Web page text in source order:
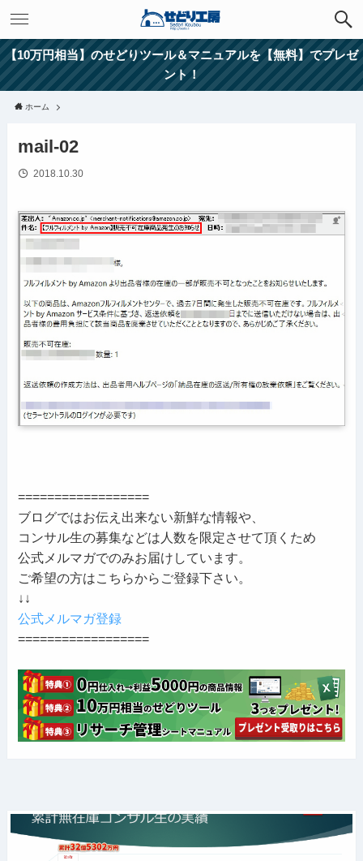
【10万円相当】のせどりツール＆マニュアルを【無料】でプレゼ
ント！
ホーム
mail-02
2018.10.30
==================
ブログではお伝え出来ない新鮮な情報や、
コンサル生の募集などは人数を限定させて頂くため
公式メルマガでのみお届けしています。
ご希望の方はこちらからご登録下さい。
↓↓
公式メルマガ登録
==================